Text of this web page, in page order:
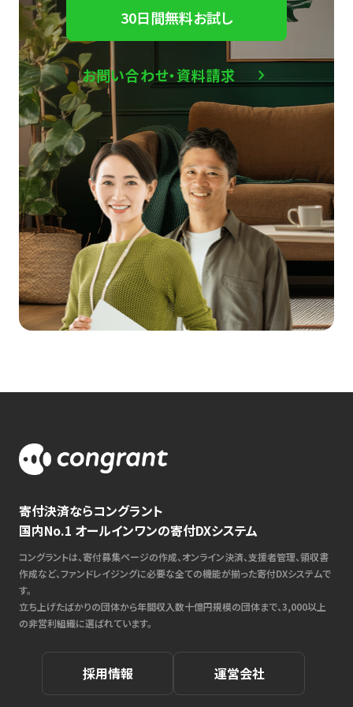
30日間無料お試し
お問い合わせ・資料請求
寄付決済ならコングラント
国内No.1 オールインワンの寄付DXシステム
コングラントは、寄付募集ページの作成、オンライン決済、支援者管理、領収書
作成など、ファンドレイジングに必要な全ての機能が揃った寄付DXシステムで
す。
立ち上げたばかりの団体から年間収入数十億円規模の団体まで、3,000以上
の非営利組織に選ばれています。
採用情報 運営会社